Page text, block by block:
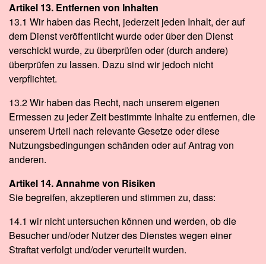
Artikel 13. Entfernen von Inhalten
13.1 Wir haben das Recht, jederzeit jeden Inhalt, der auf
dem Dienst veröffentlicht wurde oder über den Dienst
verschickt wurde, zu überprüfen oder (durch andere)
überprüfen zu lassen. Dazu sind wir jedoch nicht
verpflichtet.
13.2 Wir haben das Recht, nach unserem eigenen
Ermessen zu jeder Zeit bestimmte Inhalte zu entfernen, die
unserem Urteil nach relevante Gesetze oder diese
Nutzungsbedingungen schänden oder auf Antrag von
anderen.
Artikel 14. Annahme von Risiken
Sie begreifen, akzeptieren und stimmen zu, dass:
14.1 wir nicht untersuchen können und werden, ob die
Besucher und/oder Nutzer des Dienstes wegen einer
Straftat verfolgt und/oder verurteilt wurden.